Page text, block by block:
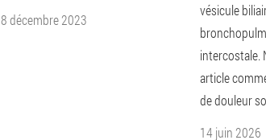
8 décembre 2023
vésicule
intercostale.
article
de douleur
14 juin 2026